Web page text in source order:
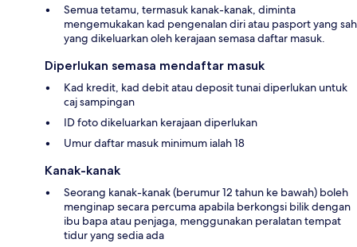
Semua tetamu, termasuk kanak-kanak, diminta
mengemukakan kad pengenalan diri atau pasport yang sah
yang dikeluarkan oleh kerajaan semasa daftar masuk.
Diperlukan semasa mendaftar masuk
Kad kredit, kad debit atau deposit tunai diperlukan untuk
caj sampingan
ID foto dikeluarkan kerajaan diperlukan
Umur daftar masuk minimum ialah 18
Kanak-kanak
Seorang kanak-kanak (berumur 12 tahun ke bawah) boleh
menginap secara percuma apabila berkongsi bilik dengan
ibu bapa atau penjaga, menggunakan peralatan tempat
tidur yang sedia ada